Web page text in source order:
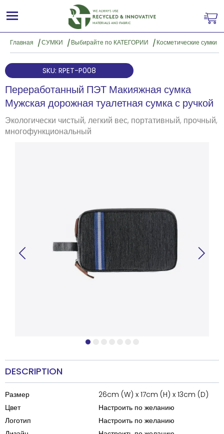
Главная СУМКИ Выбирайте по КАТЕГОРИИ Косметические сумки
SKU: RPET-P008
Переработанный ПЭТ Макияжная сумка
Мужская дорожная туалетная сумка с ручкой
Экологически чистый, легкий вес, портативный, прочный,
многофункциональный
DESCRIPTION
Размер
26cm (W) x 17cm (H) x 13cm (D)
Цвет
Настроить по желанию
Логотип
Настроить по желанию